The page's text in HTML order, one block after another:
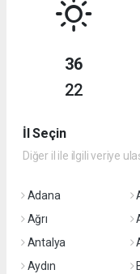
36
22
İl Seçin
Diğer il ile ilgili veriye
Adana
Ağrı
Antalya
Aydın